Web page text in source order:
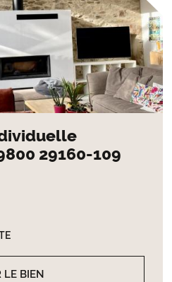
29160-109
LE BIEN